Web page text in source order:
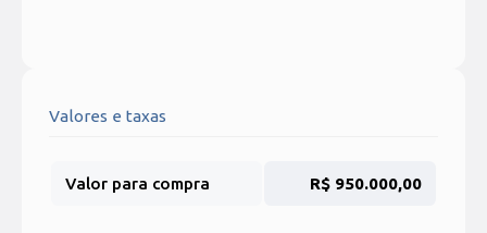
Valores e taxas
Valor para compra R$ 950.000,00